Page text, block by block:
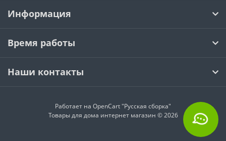
Информация
Время работы
Наши контакты
Работает на OpenCart "Русская сборка"
Товары для дома интернет магазин © 2026